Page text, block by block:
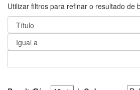
Utilizar filtros para refinar o resultado de